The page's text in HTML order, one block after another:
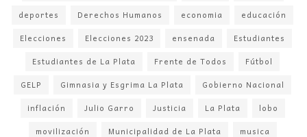
deportes
Derechos Humanos economia
educación
Elecciones
Elecciones 2023 ensenada
Estudiantes
Estudiantes de La Plata
Frente de Todos
Fútbol
GELP
Gimnasia y Esgrima La Plata
Gobierno Nacional
inflación
Julio Garro Justicia La Plata
lobo
movilización
Municipalidad de La Plata
musica